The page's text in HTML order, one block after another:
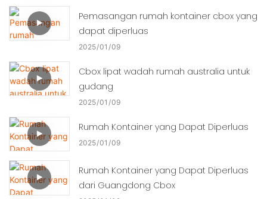
Pemasangan rumah kontainer cbox yang
dapat diperluas
2025 01 09
Cbox lipat wadah rumah australia untuk
gudang
2025 01 09
Rumah Kontainer yang Dapat Diperluas
2025 01 09
Rumah Kontainer yang Dapat Diperluas
dari Guangdong Cbox